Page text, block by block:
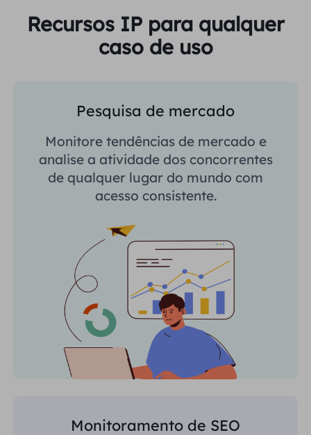
Recursos IP para qualquer
caso de uso
Pesquisa de mercado
Monitore tendências de mercado e
analise a atividade dos concorrentes
de qualquer lugar do mundo com
acesso consistente.
Monitoramento de SEO